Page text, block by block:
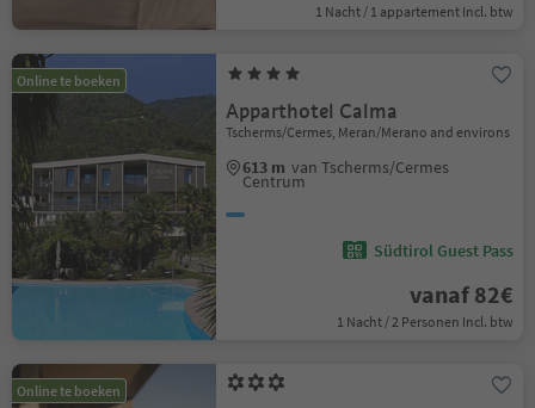
1 Nacht / 1 appartement Incl. btw
Online te boeken
Apparthotel Calma
Tscherms/Cermes, Meran/Merano and environs
613 m van Tscherms/Cermes
Centrum
Südtirol Guest Pass
vanaf 82€
1 Nacht / 2 Personen Incl. btw
Online te boeken